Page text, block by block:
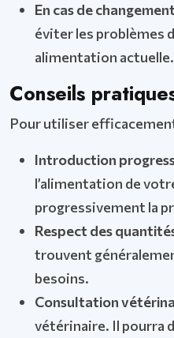
En cas de
éviter les problèmes
alimentation actuelle.
Conseils
Pour utiliser
Introduction
l’alimentation de
progressivement la
Respect des
trouvent
besoins.
Consultation
vétérinaire. Il pourra